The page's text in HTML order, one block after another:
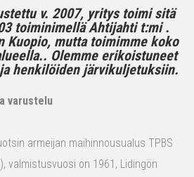
v. 2007, yritys toimi sitä
toiminimellä Ahtijahti t:mi .
Kuopio, mutta toimimme koko
Olemme erikoistuneet
henkilöiden järvikuljetuksiin.
varustelu
armeijan maihinnousualus TPBS
valmistusvuosi on 1961, Lidingön